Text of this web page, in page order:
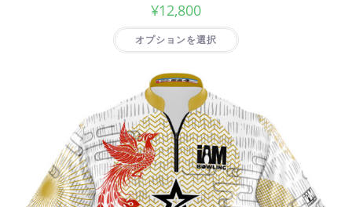
¥12,800
オプションを選択